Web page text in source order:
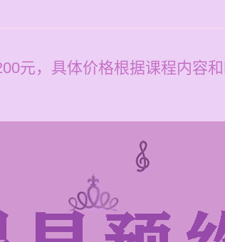
元，具体价格根据课程内容